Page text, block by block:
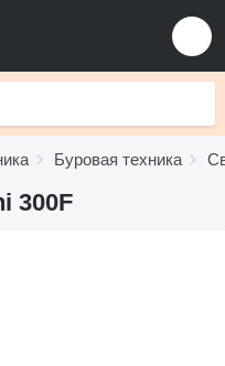
Буровая техника
300F